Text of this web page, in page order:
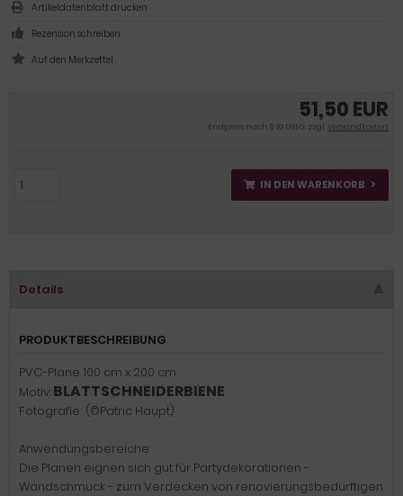
51,50 EUR
Endpreis nach § 19 UStG. zzgl.Versandkosten
IN DEN WARENKORB
Artikeldatenblatt drucken
Rezension schreiben
Details
PRODUKTBESCHREIBUNG
PVC-Plane 100 cm x 200 cm
Motiv: BLATTSCHNEIDERBIENE
Fotografie (©Patric Haupt)
Anwendungsbereiche:
Die Planen eignen sich gut für Partydekorationen -
Wandschmuck - zum Verdecken von renovierungsbedürftigen